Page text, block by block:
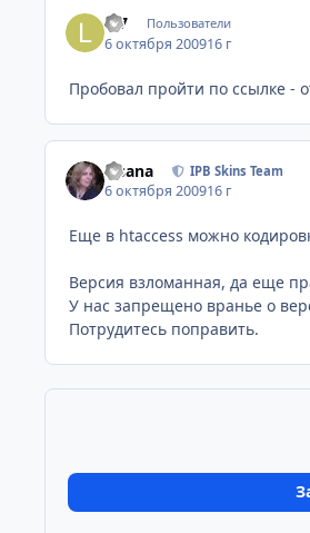
L-7 Пользователи
6 октября 200916 г
Пробовал пройти по ссылке -
Fisana IPB Skins Team
6 октября 200916 г
Еще в htaccess можно
Версия взломанная, да еще
У нас запрещено вранье о
Потрудитесь поправить.